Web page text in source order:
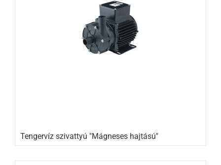
Tengervíz szivattyú "Mágneses hajtású"